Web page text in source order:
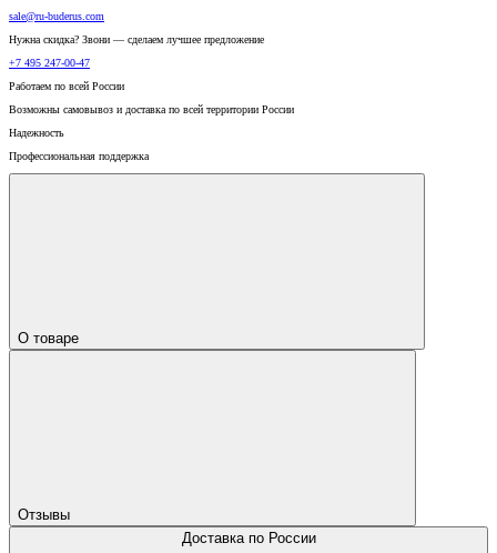
sale@ru-buderus.com
Нужна скидка? Звони — сделаем лучшее предложение
+7 495 247-00-47
Работаем по всей России
Возможны самовывоз и доставка по всей территории России
Надежность
Профессиональная поддержка
О товаре
Отзывы
Доставка по России